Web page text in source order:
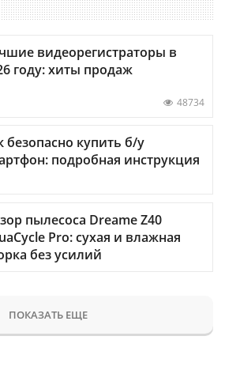
видеорегистраторы в
году: хиты продаж
48734
безопасно купить б/у
подробная инструкция
пылесоса Dreame Z40
Pro: сухая и влажная
без усилий
ПОКАЗАТЬ ЕЩЕ